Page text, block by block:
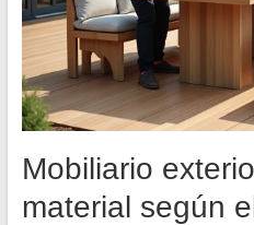
Mobiliario
material según